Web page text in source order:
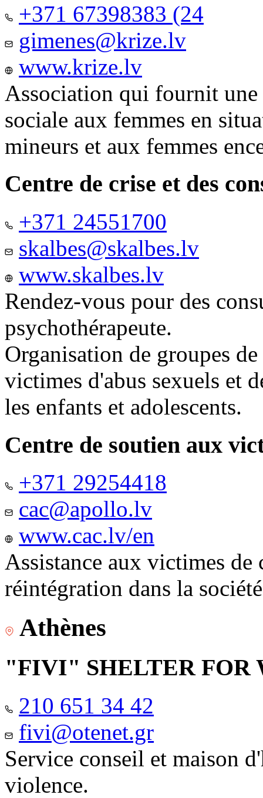
+371 67398383 (24
gimenes@krize.lv
www.krize.lv
Association qui fournit une
sociale aux femmes en
mineurs et aux femmes
Centre de crise et des
+371 24551700
skalbes@skalbes.lv
www.skalbes.lv
Rendez-vous pour des
psychothérapeute.
Organisation de groupes
victimes d'abus sexuels et
les enfants et adolescents.
Centre de soutien aux
+371 29254418
cac@apollo.lv
www.cac.lv/en
Assistance aux victimes
réintégration dans la
Athènes
"FIVI" SHELTER FOR
210 651 34 42
fivi@otenet.gr
Service conseil et maison
violence.